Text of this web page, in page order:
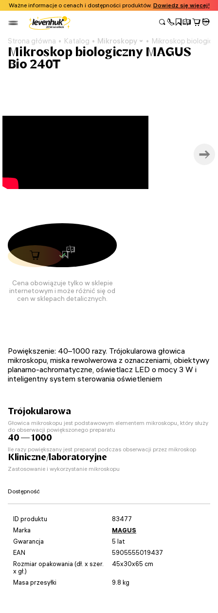
Ważne informacje o cenach i dostępności produktów. Dowiedz się więcej!
Strona główna Katalog Mikroskopy Mikroskop
Mikroskop biologiczny MAGUS
Bio 240T
Cena obowiązuje tylko w sklepie
internetowym i może różnić się od
cen w sklepach detalicznych.
Powiększenie: 40–1000 razy. Trójokularowa głowica
mikroskopu, miska rewolwerowa z oznaczeniami, obiektywy
planarno-achromatyczne, oświetlacz LED o mocy 3 W i
inteligentny system sterowania oświetleniem
Trójokularowa
Głowica mikroskopu jest podstawowym elementem mikroskopu, który służy
do obserwacji powiększonego preparatu
40 — 1000
Ile razy powiększany jest preparat podczas obserwacji przez mikroskop
Kliniczne/laboratoryjne
Zastosowanie i wykorzystanie mikroskopu
Dostępność
ID produktu
83477
Marka
MAGUS
Gwarancja
5 lat
EAN
5905555019437
Rozmiar opakowania (dł. x szer.
x gł.)
45x30x65 cm
Masa przesyłki 9.8 kg